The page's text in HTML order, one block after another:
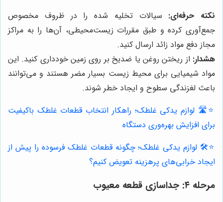
نکته حرفه‌ای: سیالات تخلیه شده را در ظروف مخصوص
جمع‌آوری کرده و طبق مقررات زیست‌محیطی، آن‌ها را به مراکز
مجاز دفع مواد زائد ارسال کنید.
هشدار: از ریختن روغن یا ضدیخ بر روی زمین خودداری کنید. این
مواد شیمیایی برای محیط زیست بسیار مضر هستند و می‌توانند
باعث لغزندگی سطوح و ایجاد خطر شوند.
⭐️🛣️ لوازم یدکی غلطک؛ راهکار انتخاب قطعات غلطک باکیفیت
برای افزایش بهره‌وری دستگاه
⭐️🛠️ لوازم یدکی غلطک؛ چگونه قطعات غلطک فرسوده را پیش از
ایجاد خرابی‌های پرهزینه تعویض کنیم؟
مرحله ۴: جداسازی قطعه معیوب